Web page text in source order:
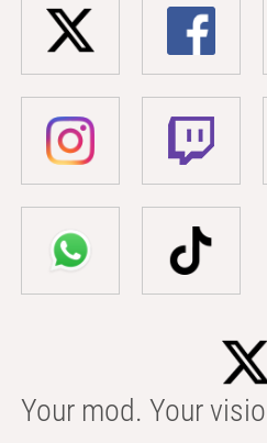
Your mod. Your